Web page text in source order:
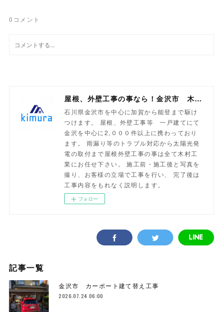
0 コメント
屋根、外壁工事の事なら！金沢市 木村工業
石川県金沢市を中心に加賀から能登まで駆け
つけます。 屋根、外壁工事等 一戸建てにて
金沢を中心に2,０００件以上に携わっており
ます。 雨漏り等のトラブル対応から太陽光発
電の取付まで屋根外壁工事の事は全て木村工
業にお任せ下さい。 施工前・施工後と写真を
撮り、お客様の立場で工事を行い、 完了後は
工事内容をもれなく説明します。
フォロー
記事一覧
金沢市 カーポート建て替え工事
2026.07.24 06:00